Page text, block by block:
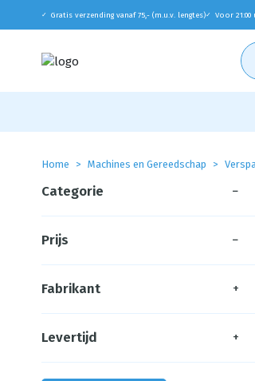
✓ Gratis verzending vanaf 75,- (m.u.v. lengtes)✓ Voor
Home Machines en Gereedschap
Categorie −
Prijs −
Fabrikant +
Levertijd +